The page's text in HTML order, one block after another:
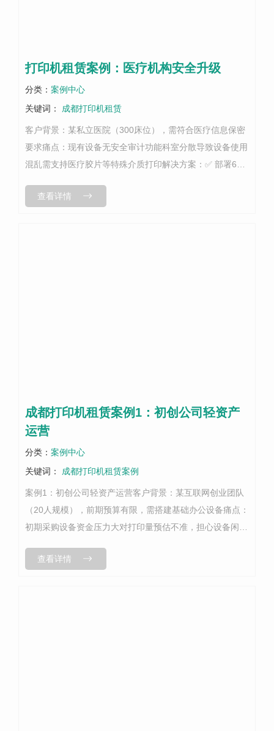
打印机租赁案例：医疗机构安全升级
分类： 案例中心
关键词：
成都打印机租赁
客户背景：某私立医院（300床位），需符合医疗信息保密
要求痛点：现有设备无安全审计功能科室分散导致设备使用
混乱需支持医疗胶片等特殊介质打印解决方案：✅ 部署6台
用胶片打印机1台成果：▷...
查看详情
成都打印机租赁案例1：初创公司轻资产
运营
分类： 案例中心
关键词：
成都打印机租赁案例
案例1：初创公司轻资产运营客户背景：某互联网创业团队
（20人规模），前期预算有限，需搭建基础办公设备痛点：
初期采购设备资金压力大对打印量预估不准，担心设备闲置
赁3台智能复合机（打印/复印...
查看详情